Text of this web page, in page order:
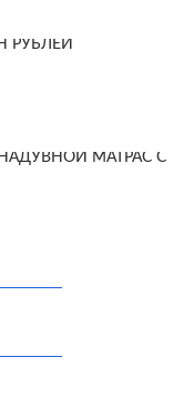
РУБЛЕЙ
МАТРАС С